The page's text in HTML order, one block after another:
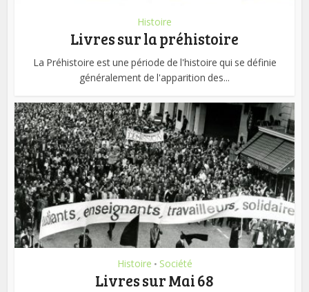
Histoire
Livres sur la préhistoire
La Préhistoire est une période de l'histoire qui se définie
généralement de l'apparition des...
Histoire • Société
Livres sur Mai 68